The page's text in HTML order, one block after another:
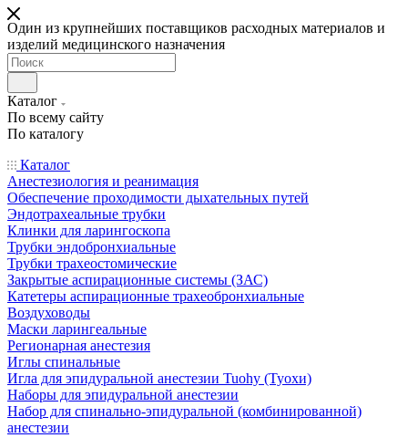
Один из крупнейших поставщиков расходных материалов и
изделий медицинского назначения
Каталог
По всему сайту
По каталогу
Каталог
Анестезиология и реанимация
Обеспечение проходимости дыхательных путей
Эндотрахеальные трубки
Клинки для ларингоскопа
Трубки эндобронхиальные
Трубки трахеостомические
Закрытые аспирационные системы (ЗАС)
Катетеры аспирационные трахеобронхиальные
Воздуховоды
Маски ларингеальные
Регионарная анестезия
Иглы спинальные
Игла для эпидуральной анестезии Tuohy (Туохи)
Наборы для эпидуральной анестезии
Набор для спинально-эпидуральной (комбинированной)
анестезии